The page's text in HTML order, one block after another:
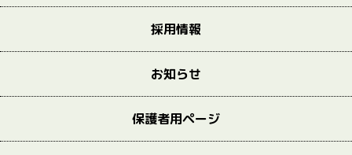
採用情報
お知らせ
保護者用ページ